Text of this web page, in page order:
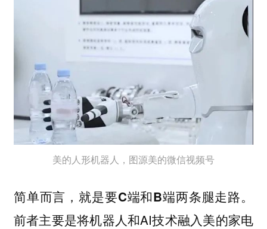
美的人形机器人，图源美的微信视频号
简单而言，就是要C端和B端两条腿走路。
前者主要是将机器人和AI技术融入美的家电